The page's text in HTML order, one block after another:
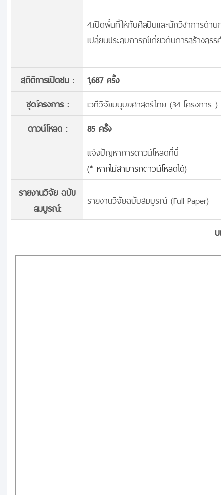
4.เปิดพื้นที่ให้กับศิลปินและนักวิชาการด้า
เปลี่ยนประสบการณ์เกี่ยวกับการสร้างสร
สถิติการเปิดชม :
1,687 ครั้ง
ชุดโครงการ :
เวทีวิจัยมนุษยศาสตร์ไทย (34 โครงการ )
ดาวน์โหลด :
85 ครั้้ง
แจ้งปัญหาการดาวน์โหลดที่นี่
(* หากไม่สามารถดาวน์โหลดได้)
รายงานวิจัย ฉบับ
สมบูรณ์:
รายงานวิจัยฉบับสมบูรณ์ (Full Paper)